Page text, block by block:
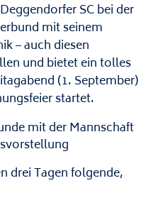
SC bei der
mit seinem
– auch diesen
und bietet ein tolles
(1. September)
startet.
mit der Mannschaft
drei Tagen folgende,